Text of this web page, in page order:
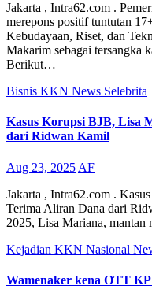
Jakarta , Intra62.com .
merepons positif tuntutan
Kebudayaan, Riset, dan
Makarim sebagai tersangka
Berikut…
Bisnis KKN News Selebrita
Kasus Korupsi BJB, Lisa
dari Ridwan Kamil
Aug 23, 2025 AF
Jakarta , Intra62.com .
Terima Aliran Dana dari
2025, Lisa Mariana, mantan
Kejadian KKN Nasional
Wamenaker kena OTT